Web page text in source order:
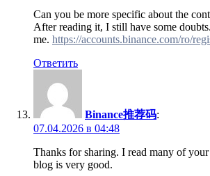
Can you be more specific about the
After reading it, I still have some
me. https://accounts.binance.com/ro/
Ответить
Binance推荐码:
07.04.2026 в 04:48
Thanks for sharing. I read many of
blog is very good.